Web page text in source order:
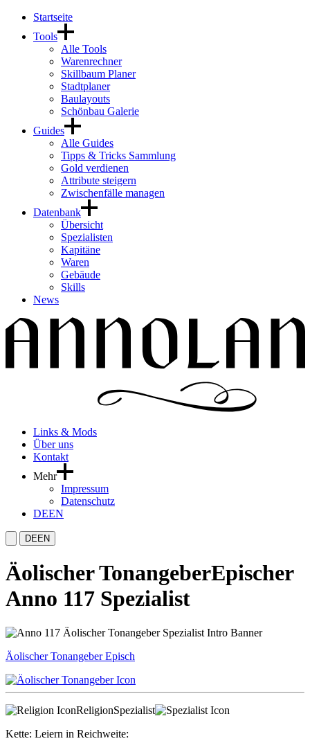
Startseite
Tools
Alle Tools
Warenrechner
Skillbaum Planer
Stadtplaner
Baulayouts
Schönbau Galerie
Guides
Alle Guides
Tipps & Tricks Sammlung
Gold verdienen
Attribute steigern
Zwischenfälle managen
Datenbank
Übersicht
Spezialisten
Kapitäne
Waren
Gebäude
Skills
News
Links & Mods
Über uns
Kontakt
Mehr
Impressum
Datenschutz
DEEN
DEEN
Äolischer TonangeberEpischer
Anno 117 Spezialist
Äolischer Tonangeber Episch
ReligionSpezialist
Kette: Leiern in Reichweite: